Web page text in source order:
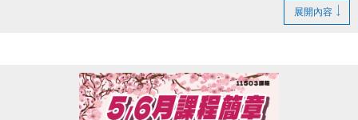
*** 造成不便，敬請見諒 ***
展開內容